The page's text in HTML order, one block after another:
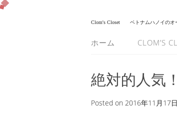
Clom's Closet ベトナムハノイのオ
ホーム CLOM’S
絶対的人気
Posted on 2016年11月17日